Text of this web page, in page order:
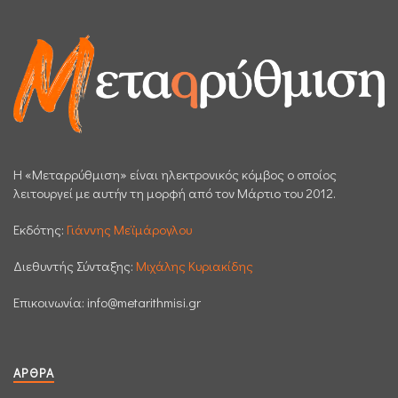
H «Μεταρρύθμιση» είναι ηλεκτρονικός κόμβος ο οποίος
λειτουργεί με αυτήν τη μορφή από τον Μάρτιο του 2012.
Εκδότης: Γιάννης Μεϊμάρογλου
Διεθυντής Σύνταξης: Μιχάλης Κυριακίδης
Επικοινωνία: info@metarithmisi.gr
ΆΡΘΡΑ